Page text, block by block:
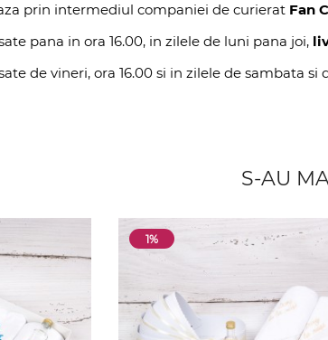
prin intermediul companiei de curierat Fan
pana in ora 16.00, in zilele de luni pana joi,
de vineri, ora 16.00 si in zilele de sambata si
S-AU
1%